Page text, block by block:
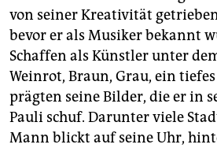
von seiner Kreativität
bevor er als Musiker bekannt
Schaffen als Künstler unter
Weinrot, Braun, Grau, ein
prägten seine Bilder, die er in
Pauli schuf. Darunter viele
Mann blickt auf seine Uhr,